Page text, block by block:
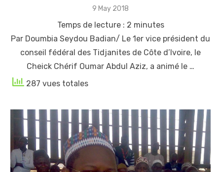
Posted
9 May 2018
Temps de lecture : 2 minutes
Par Doumbia Seydou Badian/ Le 1er vice président du
conseil fédéral des Tidjanites de Côte d’Ivoire, le
Cheick Chérif Oumar Abdul Aziz, a animé le …
287 vues totales